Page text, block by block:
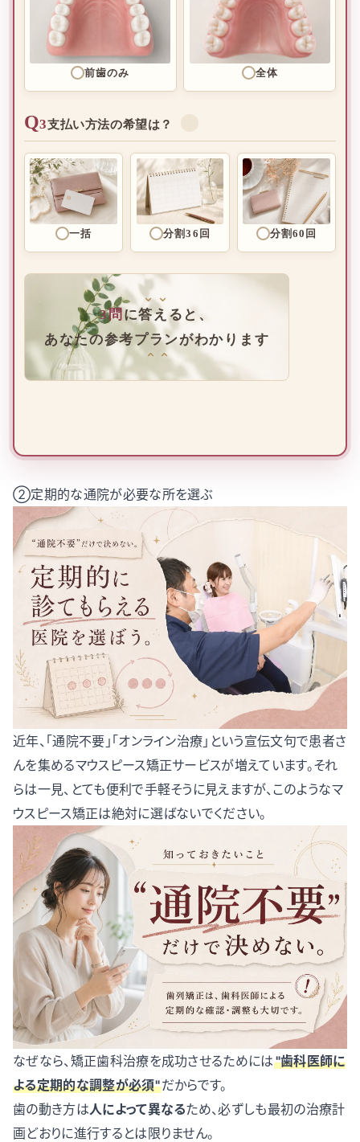
前歯のみ 全体
Q3支払い方法の希望は？
一括 分割36回 分割60回
⌄⌄
3問に答えると、
あなたの参考プランがわかります
⌄⌄
②定期的な通院が必要な所を選ぶ
近年、「通院不要」「オンライン治療」という宣伝文句で患者さ
んを集めるマウスピース矯正サービスが増えています。それ
らは一見、とても便利で手軽そうに見えますが、このようなマ
ウスピース矯正は絶対に選ばないでください。
なぜなら、矯正歯科治療を成功させるためには"歯科医師に
よる定期的な調整が必須"だからです。
歯の動き方は人によって異なるため、必ずしも最初の治療計
画どおりに進行するとは限りません。